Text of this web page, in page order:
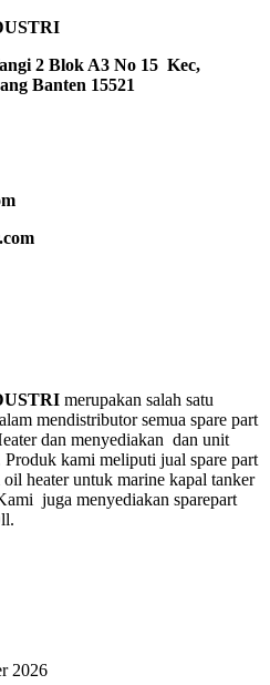
2 Blok A3 No 15 Kec,
Banten 15521
merupakan salah satu
mendistributor semua spare part
dan menyediakan dan unit
kami meliputi jual spare part
heater untuk marine kapal tanker
juga menyediakan sparepart
2026